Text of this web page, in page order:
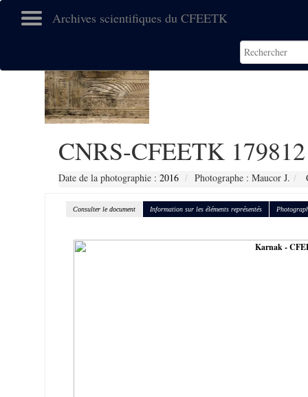
Archives scientifiques du CFEETK
CNRS-CFEETK 179812
Date de la photographie : 2016 Photographe : Maucor J.
Consulter le document Information sur les éléments représentés